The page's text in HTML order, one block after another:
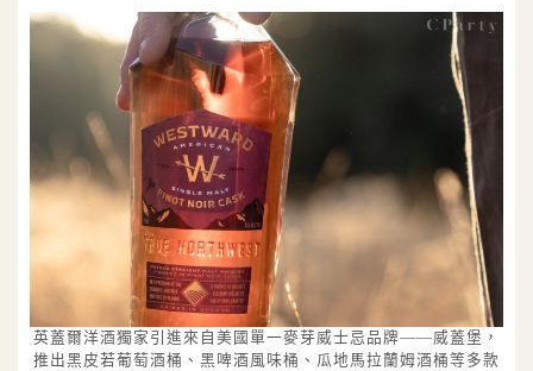
英蓋爾洋酒獨家引進來自美國單一麥芽威士忌品牌——威蓋堡，
推出黑皮若葡萄酒桶、黑啤酒風味桶、瓜地馬拉蘭姆酒桶等多款